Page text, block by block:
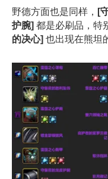
野德方面也是同样， [
护腕] 都是必刷品，特
的决心] 也出现在熊坦